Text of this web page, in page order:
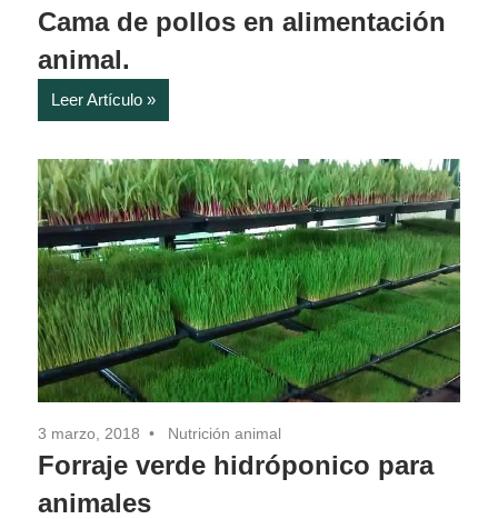
Cama de pollos en alimentación
animal.
Leer Artículo
3 marzo, 2018 Nutrición animal
Forraje verde hidróponico para
animales